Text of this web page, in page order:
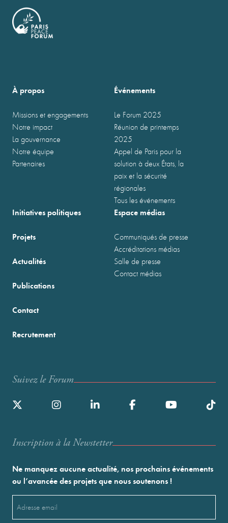
À propos
Missions et engagements
Notre impact
La gouvernance
Notre équipe
Partenaires
Événements
Le Forum 2025
Réunion de printemps
2025
Appel de Paris pour la
solution à deux États, la
paix et la sécurité
régionales
Tous les événements
Initiatives politiques
Projets
Actualités
Publications
Espace médias
Communiqués de presse
Accréditations médias
Salle de presse
Contact médias
Contact
Recrutement
Suivez le Forum
Inscription à la Newstetter
Ne manquez aucune actualité, nos prochains événements
ou l’avancée des projets que nous soutenons !
(Nécessaire)